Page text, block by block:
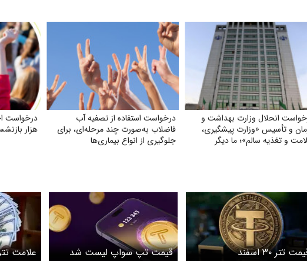
انحلال وزارت بهداشت و
و تأسیس «وزارت پیشگیری،
و تغذیه سالم»؛ ما دیگر
درخواست استفاده از تصفیه آب
فاضلاب به‌صورت چند مرحله‌ای، برای
جلوگیری از انواع بیماری‌ها
هزار
تتر ۳۰ اسفند قیمت تپ سواپ لیست شد علامت